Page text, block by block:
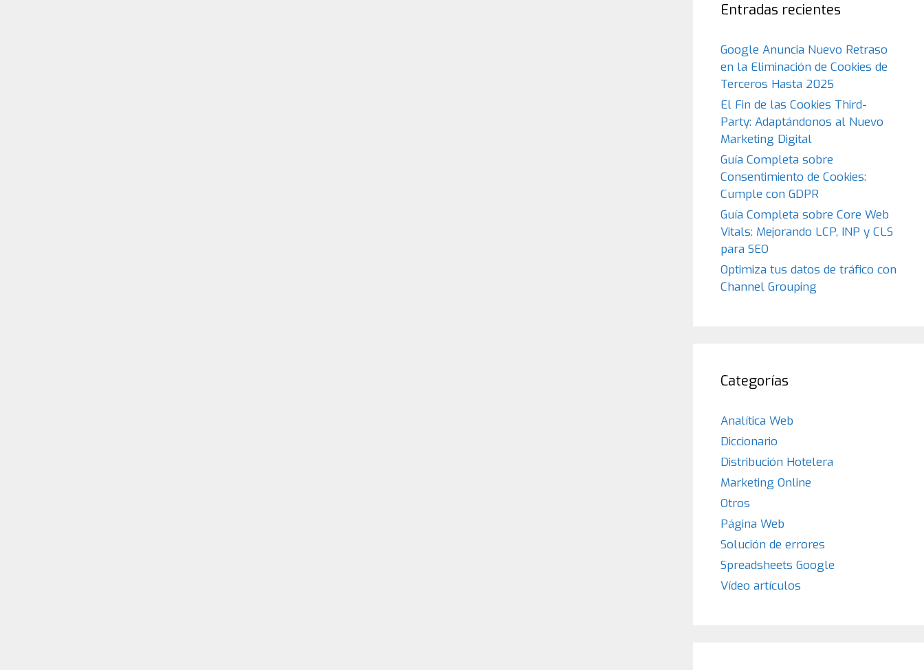
Entradas recientes
Google Anuncia Nuevo Retraso
en la Eliminación de Cookies de
Terceros Hasta 2025
El Fin de las Cookies Third-
Party: Adaptándonos al Nuevo
Marketing Digital
Guía Completa sobre
Consentimiento de Cookies:
Cumple con GDPR
Guía Completa sobre Core Web
Vitals: Mejorando LCP, INP y CLS
para SEO
Optimiza tus datos de tráfico con
Channel Grouping
Categorías
Analítica Web
Diccionario
Distribución Hotelera
Marketing Online
Otros
Página Web
Solución de errores
Spreadsheets Google
Vídeo artículos